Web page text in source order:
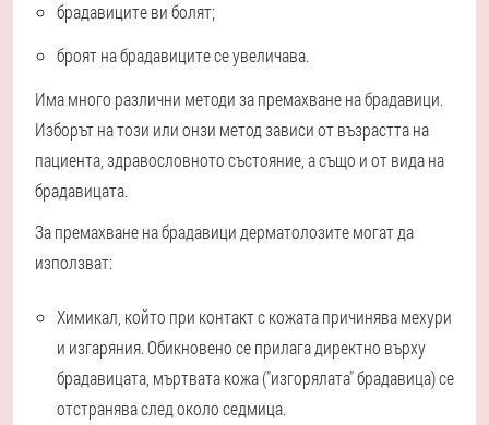
брадавиците ви болят;
броят на брадавиците се увеличава.
Има много различни методи за премахване на брадавици.
Изборът на този или онзи метод зависи от възрастта на
пациента, здравословното състояние, а също и от вида на
брадавицата.
За премахване на брадавици дерматолозите могат да
използват:
Химикал, който при контакт с кожата причинява мехури
и изгаряния. Обикновено се прилага директно върху
брадавицата, мъртвата кожа ("изгорялата" брадавица) се
отстранява след около седмица.